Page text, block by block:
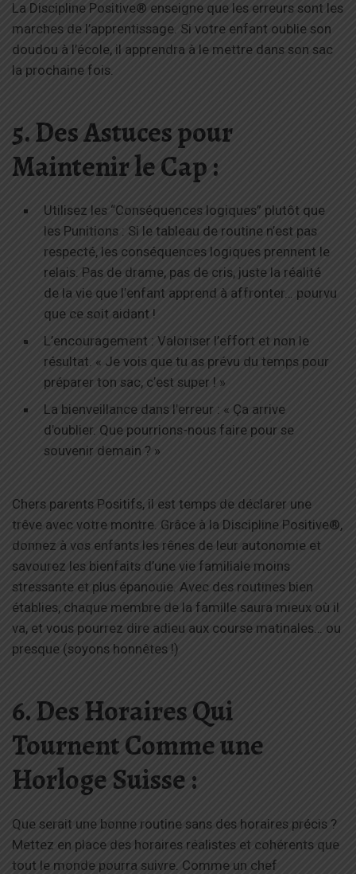
La Discipline Positive® enseigne que les erreurs sont les
marches de l’apprentissage. Si votre enfant oublie son
doudou à l’école, il apprendra à le mettre dans son sac
la prochaine fois.
5. Des Astuces pour
Maintenir le Cap :
Utilisez les “Conséquences logiques” plutôt que
les Punitions : Si le tableau de routine n’est pas
respecté, les conséquences logiques prennent le
relais. Pas de drame, pas de cris, juste la réalité
de la vie que l’enfant apprend à affronter… pourvu
que ce soit aidant !
L’encouragement : Valoriser l’effort et non le
résultat. « Je vois que tu as prévu du temps pour
préparer ton sac, c’est super ! »
La bienveillance dans l’erreur : « Ça arrive
d’oublier. Que pourrions-nous faire pour se
souvenir demain ? »
Chers parents Positifs, il est temps de déclarer une
trêve avec votre montre. Grâce à la Discipline Positive®,
donnez à vos enfants les rênes de leur autonomie et
savourez les bienfaits d’une vie familiale moins
stressante et plus épanouie. Avec des routines bien
établies, chaque membre de la famille saura mieux où il
va, et vous pourrez dire adieu aux course matinales… ou
presque (soyons honnêtes !)
6. Des Horaires Qui
Tournent Comme une
Horloge Suisse :
Que serait une bonne routine sans des horaires précis ?
Mettez en place des horaires réalistes et cohérents que
tout le monde pourra suivre. Comme un chef